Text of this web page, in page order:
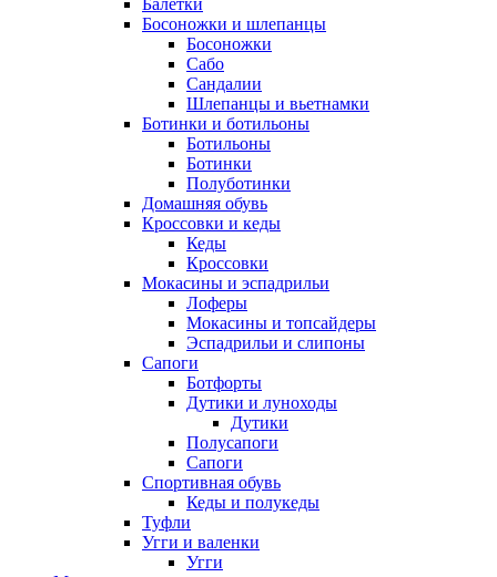
Балетки
Босоножки и шлепанцы
Босоножки
Сабо
Сандалии
Шлепанцы и вьетнамки
Ботинки и ботильоны
Ботильоны
Ботинки
Полуботинки
Домашняя обувь
Кроссовки и кеды
Кеды
Кроссовки
Мокасины и эспадрильи
Лоферы
Мокасины и топсайдеры
Эспадрильи и слипоны
Сапоги
Ботфорты
Дутики и луноходы
Дутики
Полусапоги
Сапоги
Спортивная обувь
Кеды и полукеды
Туфли
Угги и валенки
Угги